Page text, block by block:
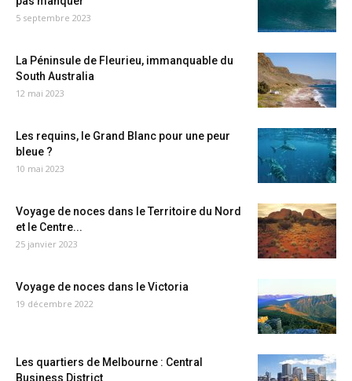
5 septembre 2023
La Péninsule de Fleurieu, immanquable du
South Australia
12 mai 2023
Les requins, le Grand Blanc pour une peur
bleue ?
10 mai 2023
Voyage de noces dans le Territoire du Nord
et le Centre...
25 janvier 2023
Voyage de noces dans le Victoria
19 décembre 2022
Les quartiers de Melbourne : Central
Business District